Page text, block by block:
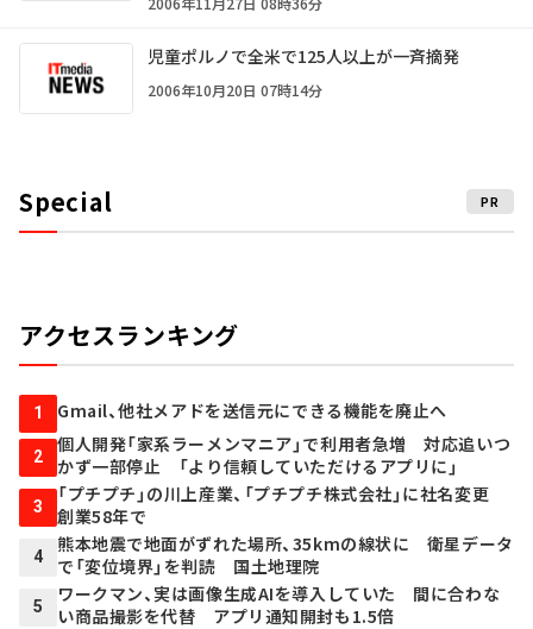
児童ポルノで全米で125人以上が一斉摘発
2006年10月20日 07時14分
Special PR
アクセスランキング
1 Gmail、他社メアドを送信元にできる機能を廃止へ
2
個人開発「家系ラーメンマニア」で利用者急増 対応追いつ
かず一部停止 「より信頼していただけるアプリに」
3
「プチプチ」の川上産業、「プチプチ株式会社」に社名変更
創業58年で
4
熊本地震で地面がずれた場所、35kmの線状に 衛星データ
で「変位境界」を判読 国土地理院
5
ワークマン、実は画像生成AIを導入していた 間に合わな
い商品撮影を代替 アプリ通知開封も1.5倍